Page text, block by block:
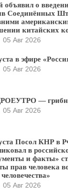
объявил о
Соединённых
китайских
05 Авг 2026
в эфире
05 Авг 2026
—
05 Авг 2026
Посол КНР в
в
и факты»
прав человека
человечества»
05 Авг 2026